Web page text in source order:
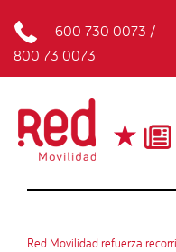
600 730 0073 /
800 73 0073
Red Movilidad refuerza